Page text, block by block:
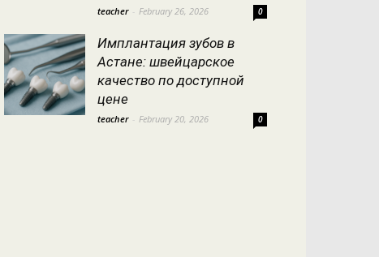
teacher - February 26, 2026 0
Имплантация зубов в
Астане: швейцарское
качество по доступной
цене
teacher - February 20, 2026 0